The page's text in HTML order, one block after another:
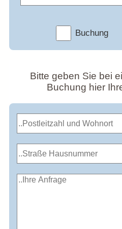
Buchung
Bitte geben Sie bei
Buchung hier